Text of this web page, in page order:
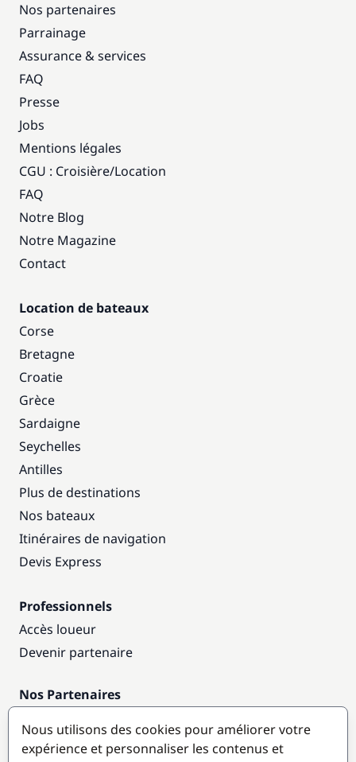
Nos partenaires
Parrainage
Assurance & services
FAQ
Presse
Jobs
Mentions légales
CGU : Croisière/Location
FAQ
Notre Blog
Notre Magazine
Contact
Location de bateaux
Corse
Bretagne
Croatie
Grèce
Sardaigne
Seychelles
Antilles
Plus de destinations
Nos bateaux
Itinéraires de navigation
Devis Express
Professionnels
Accès loueur
Devenir partenaire
Nos Partenaires
Nous utilisons des cookies pour améliorer votre
expérience et personnaliser les contenus et